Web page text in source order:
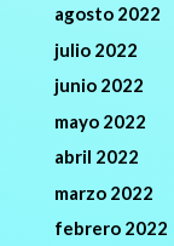
agosto 2022
julio 2022
junio 2022
mayo 2022
abril 2022
marzo 2022
febrero 2022